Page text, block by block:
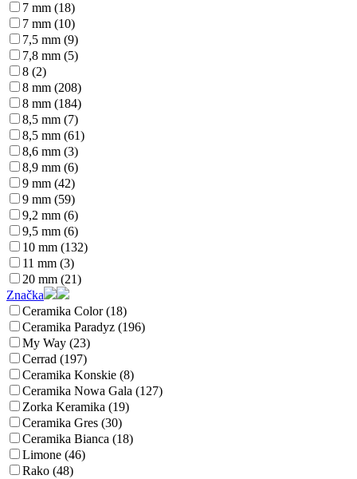
7 mm (18)
7 mm (10)
7,5 mm (9)
7,8 mm (5)
8 (2)
8 mm (208)
8 mm (184)
8,5 mm (7)
8,5 mm (61)
8,6 mm (3)
8,9 mm (6)
9 mm (42)
9 mm (59)
9,2 mm (6)
9,5 mm (6)
10 mm (132)
11 mm (3)
20 mm (21)
Značka
Ceramika Color (18)
Ceramika Paradyz (196)
My Way (23)
Cerrad (197)
Ceramika Konskie (8)
Ceramika Nowa Gala (127)
Zorka Keramika (19)
Ceramika Gres (30)
Ceramika Bianca (18)
Limone (46)
Rako (48)